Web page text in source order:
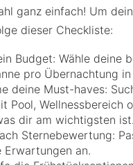
ganz einfach! Um
dieser Checkliste:
Budget: Wähle deine
pro Übernachtung in
deine Must-haves:
Pool, Wellnessbereich
dir am wichtigsten ist.
Sternebewertung:
Erwartungen an.